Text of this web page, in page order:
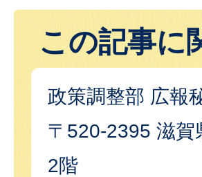
この記事に
政策調整部 広報
〒520-2395 滋
2階